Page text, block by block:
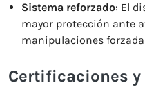
Sistema reforzado: El
mayor protección ante
manipulaciones
Certificaciones